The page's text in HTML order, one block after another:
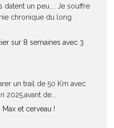
datent un peu.... Je souffre
chronique du long
sur 8 semaines avec 3
un trail de 50 Km avec
2025,avant de...
Max et cerveau !